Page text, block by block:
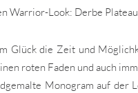
Warrior-Look: Derbe
Glück die Zeit und
roten Faden und auch
Monogram auf der